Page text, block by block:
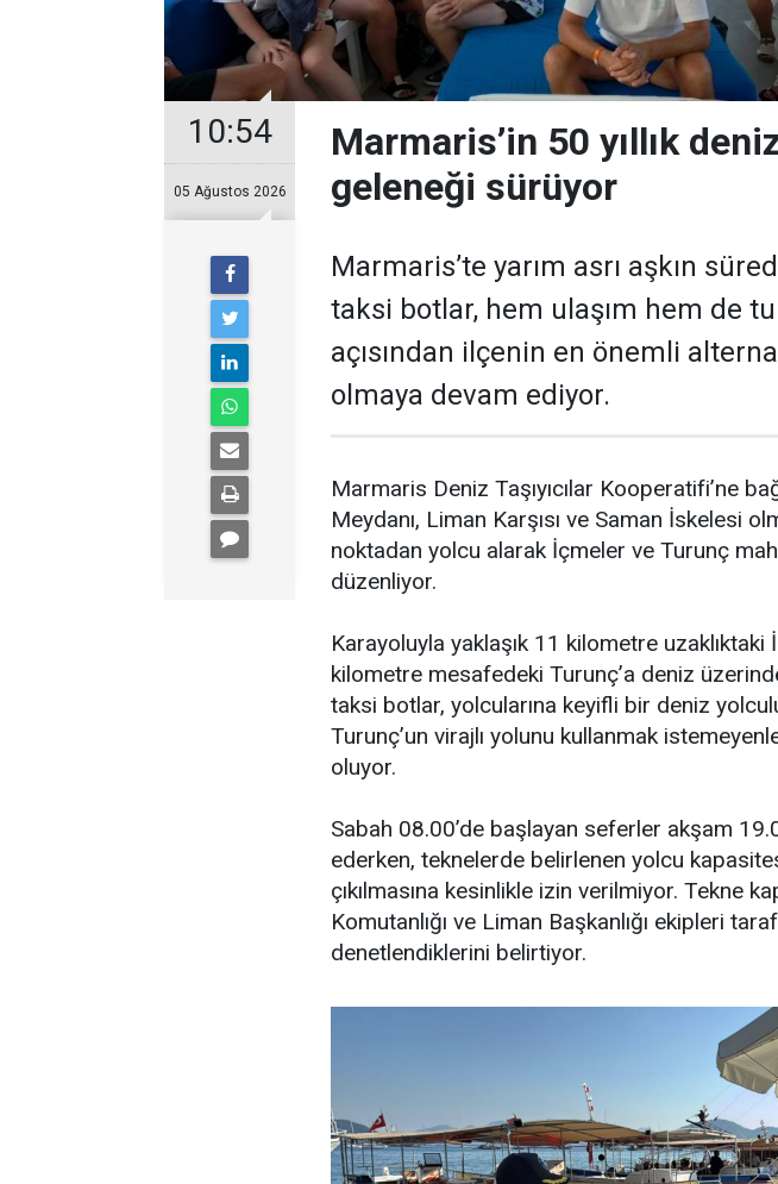
10:54
05 Ağustos 2026
Marmaris’in 50 yıllık
geleneği sürüyor
Marmaris’te yarım asrı aşkın
taksi botlar, hem ulaşım hem de
açısından ilçenin en önemli
olmaya devam ediyor.
Marmaris Deniz Taşıyıcılar Kooperatifi’ne
Meydanı, Liman Karşısı ve Saman İskelesi
noktadan yolcu alarak İçmeler ve Turunç
düzenliyor.
Karayoluyla yaklaşık 11 kilometre uzaklıktaki
kilometre mesafedeki Turunç’a deniz
taksi botlar, yolcularına keyifli bir deniz
Turunç’un virajlı yolunu kullanmak
oluyor.
Sabah 08.00’de başlayan seferler akşam
ederken, teknelerde belirlenen yolcu
çıkılmasına kesinlikle izin verilmiyor. Tekne
Komutanlığı ve Liman Başkanlığı ekipleri
denetlendiklerini belirtiyor.